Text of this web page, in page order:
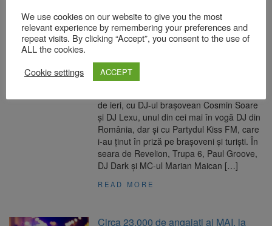
Cine va urca pe scena din Piața
31 decembrie 2023
de ieri, cu DJ-ul brașovean Cosmin Soare
și DJ Lexu, unul din cei mai în vogă DJ din
România, dar și cu Partydul Kiss FM, care
i-au ținut în priză pe brașoveni și turiști. În
seara de Revelion, Trupa 6, Paul Groove,
DJ Dark și MC-ul Marian Maican […]
READ MORE
Circa 23.000 de angajaţi ai MAI, la
We use cookies on our website to give you the most
relevant experience by remembering your preferences and
repeat visits. By clicking “Accept”, you consent to the use of
ALL the cookies.
Cookie settings
ACCEPT